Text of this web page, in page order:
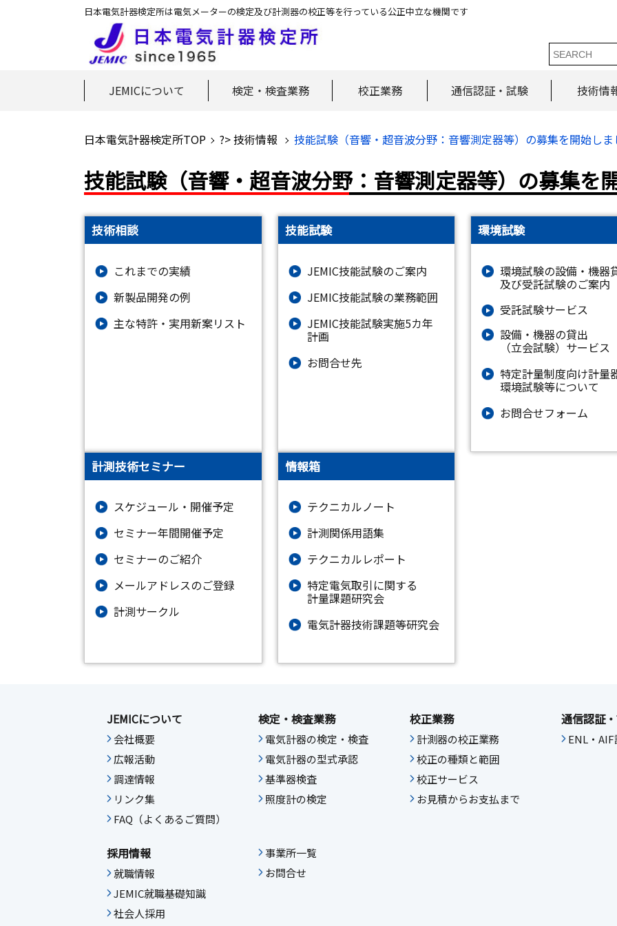
日本電気計器検定所は電気メーターの検定及び計測器の校正等を行っている公正中立な機関です
JEMICについて 検定・検査業務 校正業務 通信認証・試験 技術情
日本電気計器検定所TOP ?> 技術情報 技能試験（音響・超音波分野：音響測定器等）の募集を開始しま
技能試験（音響・超音波分野：音響測定器等）の募集を
技術相談
これまでの実績
新製品開発の例
主な特許・実用新案リスト
技能試験
JEMIC技能試験のご案内
JEMIC技能試験の業務範囲
JEMIC技能試験実施5カ年
計画
お問合せ先
環境試験
環境試験の設備・機器
及び受託試験のご案内
受託試験サービス
設備・機器の貸出
（立会試験）サービス
特定計量制度向け計量
環境試験等について
お問合せフォーム
計測技術セミナー
スケジュール・開催予定
セミナー年間開催予定
セミナーのご紹介
メールアドレスのご登録
計測サークル
情報箱
テクニカルノート
計測関係用語集
テクニカルレポート
特定電気取引に関する
計量課題研究会
電気計器技術課題等研究会
JEMICについて
会社概要
広報活動
調達情報
リンク集
FAQ（よくあるご質問）
検定・検査業務
電気計器の検定・検査
電気計器の型式承認
基準器検査
照度計の検定
校正業務
計測器の校正業務
校正の種類と範囲
校正サービス
お見積からお支払まで
通信認証
ENL・
採用情報
就職情報
JEMIC就職基礎知識
社会人採用
事業所一覧
お問合せ